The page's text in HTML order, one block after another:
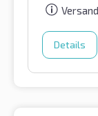
Details